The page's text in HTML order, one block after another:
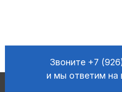
Звоните +7
и мы ответим на